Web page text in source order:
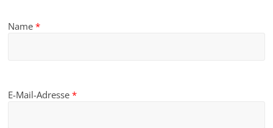
Name*
E-Mail-Adresse*